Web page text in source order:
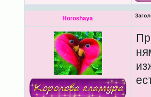
Horoshaya